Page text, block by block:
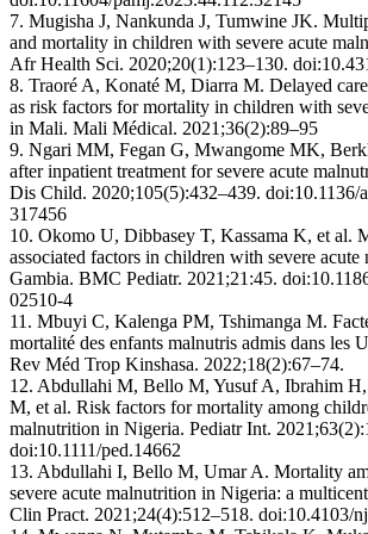
7. Mugisha J, Nankunda J, Tumwine JK.
and mortality in children with severe acute
Afr Health Sci. 2020;20(1):123–130.
8. Traoré A, Konaté M, Diarra M. Delayed
as risk factors for mortality in children with
in Mali. Mali Médical. 2021;36(2):89–95
9. Ngari MM, Fegan G, Mwangome MK,
after inpatient treatment for severe acute
Dis Child. 2020;105(5):432–439. doi:10.1136/
317456
10. Okomo U, Dibbasey T, Kassama K, et al.
associated factors in children with severe
Gambia. BMC Pediatr. 2021;21:45.
02510-4
11. Mbuyi C, Kalenga PM, Tshimanga M.
mortalité des enfants malnutris admis dans les
Rev Méd Trop Kinshasa. 2022;18(2):67–74.
12. Abdullahi M, Bello M, Yusuf A, Ibrahim
M, et al. Risk factors for mortality among
malnutrition in Nigeria. Pediatr Int.
doi:10.1111/ped.14662
13. Abdullahi I, Bello M, Umar A. Mortality
severe acute malnutrition in Nigeria: a
Clin Pract. 2021;24(4):512–518. doi:10.4103/